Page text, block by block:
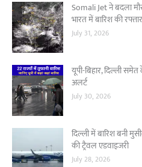
Somali Jet ने बदला
भारत में बारिश की रफ्तार
July 31, 2026
यूपी-बिहार, दिल्ली
अलर्ट
July 30, 2026
दिल्ली में बारिश बनी
की ट्रैवल एडवाइजरी
July 28, 2026